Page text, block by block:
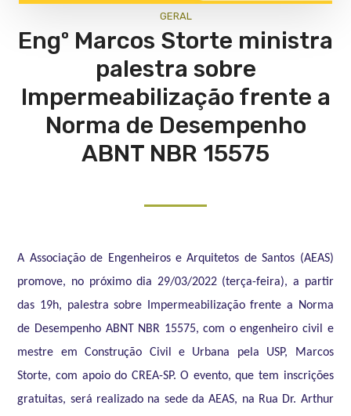
GERAL
Engº Marcos Storte ministra
palestra sobre
Impermeabilização frente a
Norma de Desempenho
ABNT NBR 15575
A Associação de Engenheiros e Arquitetos de Santos (AEAS)
promove, no próximo dia 29/03/2022 (terça-feira), a partir
das 19h, palestra sobre Impermeabilização frente a Norma
de Desempenho ABNT NBR 15575, com o engenheiro civil e
mestre em Construção Civil e Urbana pela USP, Marcos
Storte, com apoio do CREA-SP. O evento, que tem inscrições
gratuitas, será realizado na sede da AEAS, na Rua Dr. Arthur